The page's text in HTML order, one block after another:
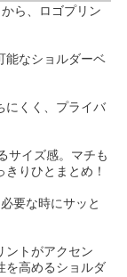
ら、ロゴプリン
能なショルダーベ
にくく、プライバ
サイズ感。マチも
りひとまとめ！
要な時にサッと
ントがアクセン
を高めるショルダ